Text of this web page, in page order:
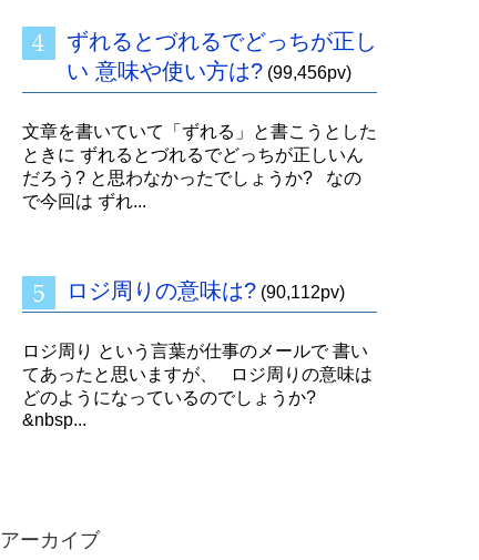
ずれるとづれるでどっちが正し
い 意味や使い方は? (99,456pv)
文章を書いていて「ずれる」と書こうとした
ときに ずれるとづれるでどっちが正しいん
だろう? と思わなかったでしょうか? なの
で今回は ずれ...
ロジ周りの意味は? (90,112pv)
ロジ周り という言葉が仕事のメールで 書い
てあったと思いますが、 ロジ周りの意味は
どのようになっているのでしょうか?
&nbsp...
アーカイブ